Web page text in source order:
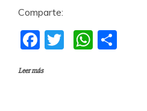
Comparte:
F
c
T
W
Leer más